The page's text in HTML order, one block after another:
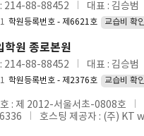
: 214-88-88452 대표 : 김승범
학원등록번호 - 제6621호 교습비 확
학원 종로본원
: 214-88-88452 대표 : 김승범
학원등록번호 - 제2376호 교습비 확
: 제 2012-서울서초-0808호
호스팅 제공자 : (주)